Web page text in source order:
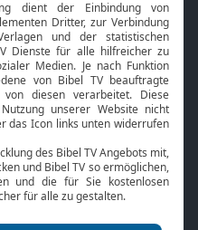
HbbTV
Bibelthek Online-Bibel
Nächster Gottesdienst
Service
Kontakt
TV-Empfang